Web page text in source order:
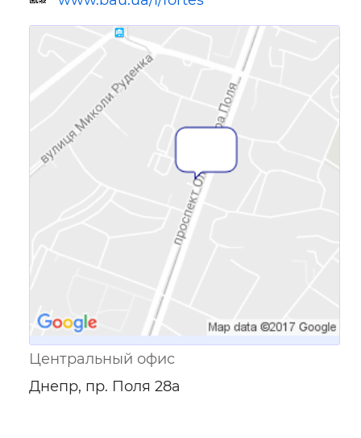
Ссылка для мобильных устройств
Центральный офис
Днепр, пр. Поля 28а